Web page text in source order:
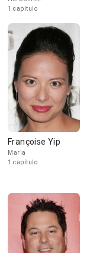
1 capítulo
Françoise Yip
Maria
1 capítulo